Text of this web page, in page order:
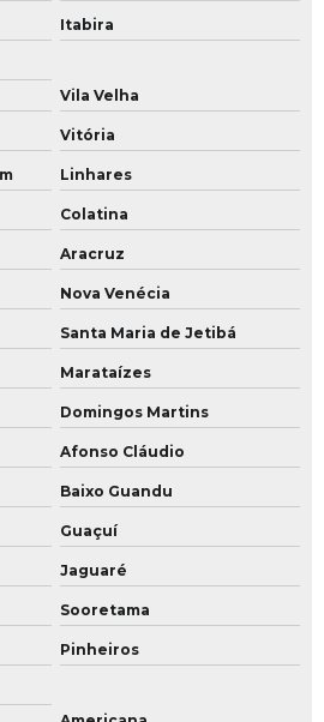
personalizada
Itabira
Vila Velha
Vitória
Linhares
Colatina
Aracruz
Nova Venécia
Santa Maria de Jetibá
Marataízes
Domingos Martins
Afonso Cláudio
Baixo Guandu
Guaçuí
Jaguaré
Sooretama
Pinheiros